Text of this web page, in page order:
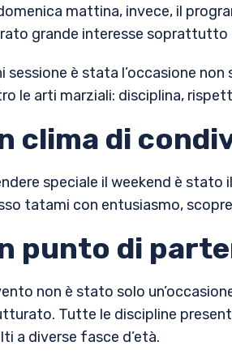
mattina, invece, il
grande interesse soprattutto
sessione è stata l’occasione
le arti marziali: disciplina,
clima di
speciale il weekend è
tatami con entusiasmo,
punto di
non è stato solo
Tutte le discipline
a diverse fasce d’età.